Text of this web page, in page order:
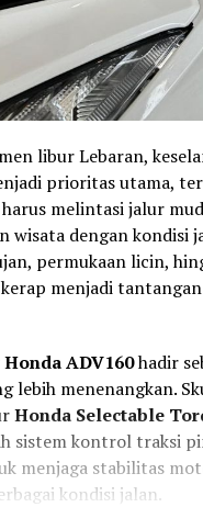
libur Lebaran,
prioritas utama,
melintasi jalur
wisata dengan kondisi
permukaan licin,
menjadi
ADV160hadir
lebih menenangkan.
Honda Selectable
sistem kontrol traksi
menjaga stabilitas
kondisi jalan.